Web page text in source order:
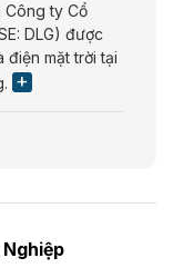
ty Cổ
DLG) được
mặt trời tại
cao Long